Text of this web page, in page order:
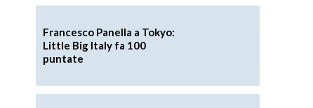
Francesco Panella a Tokyo:
Little Big Italy fa 100
puntate